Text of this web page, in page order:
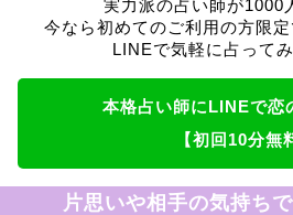
実力派の占い師が1000
今なら初めてのご利用の方限定
LINEで気軽に占って
本格占い師にLINEで恋
【初回10分無
片思いや相手の気持ち